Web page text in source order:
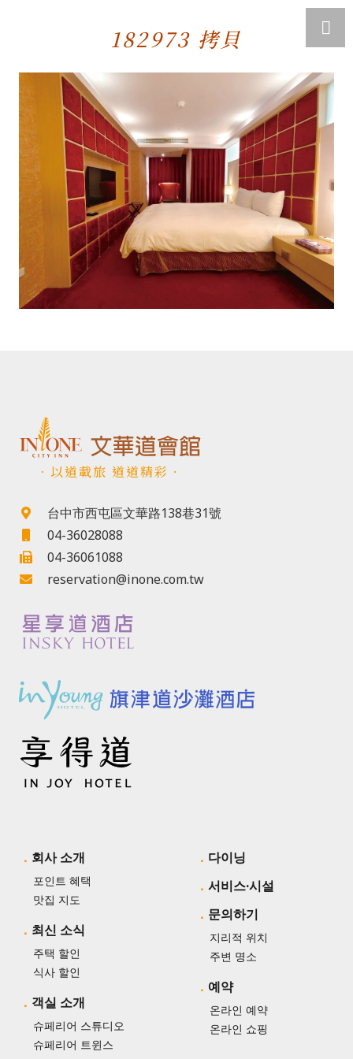
182973 拷貝
．以道載旅 道道精彩．
台中市西屯區文華路138巷31號
04-36028088
04-36061088
reservation@inone.com.tw
회사 소개
포인트 혜택
맛집 지도
최신 소식
주택 할인
식사 할인
객실 소개
슈페리어 스튜디오
슈페리어 트윈스
다이닝
서비스·시설
문의하기
지리적 위치
주변 명소
예약
온라인 예약
온라인 쇼핑